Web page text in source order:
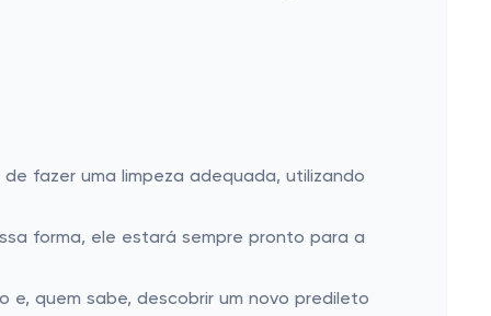
fazer uma limpeza adequada, utilizando
forma, ele estará sempre pronto para a
e, quem sabe, descobrir um novo predileto